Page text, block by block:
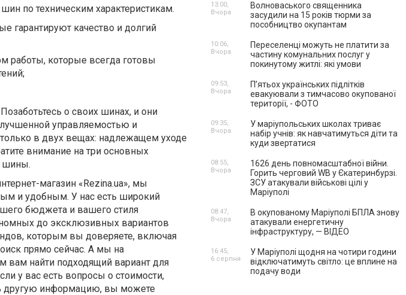
по техническим характеристикам.
гарантируют качество и долгий
работы, которые всегда готовы
о своих шинах, и они
управляемостью и
в двух вещах: надлежащем уходе
внимание на три основных
шины.
магазин «Rezina.ua», мы
и удобным. У нас есть широкий
бюджета и вашего стиля
до эксклюзивных вариантов
которым вы доверяете, включая
прямо сейчас. А мы на
вам найти подходящий вариант для
у вас есть вопросы о стоимости,
другую информацию, вы можете
Волноваського священника
засудили на 15 років тюрми за
пособництво окупантам
13:00,
Вчора
Переселенці можуть не платити за
частину комунальних послуг у
покинутому житлі: які умови
10:06,
Вчора
П’ятьох українських підлітків
евакуювали з тимчасово окупованої
території, - ФОТО
09:53,
Вчора
У маріупольських школах триває
набір учнів: як навчатимуться діти та
куди звертатися
09:35,
Вчора
1626 день повномасштабної війни.
Горить черговий WB у Єкатеринбурзі.
ЗСУ атакували військові цілі у
Маріуполі
08:55,
Вчора
В окупованому Маріуполі БПЛА знову
атакували енергетичну
інфраструктуру, — ВІДЕО
08:47,
Вчора
У Маріуполі щодня на чотири години
відключатимуть світло: це вплине на
подачу води
16:45,
6 серпня